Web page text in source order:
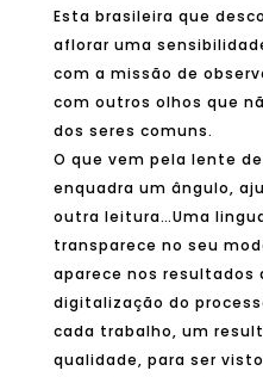
Esta brasileira que
aflorar uma
com a missão de
com outros olhos que
dos seres comuns.
O que vem pela lente
enquadra um ângulo,
outra leitura…Uma
transparece no seu
aparece nos resultados
digitalização do
cada trabalho, um
qualidade, para ser